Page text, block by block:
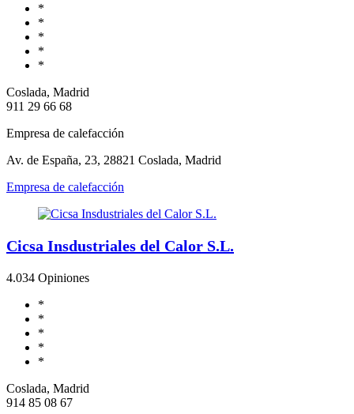
*
*
*
*
*
Coslada, Madrid
911 29 66 68
Empresa de calefacción
Av. de España, 23, 28821 Coslada, Madrid
Empresa de calefacción
Cicsa Insdustriales del Calor S.L.
4.034 Opiniones
*
*
*
*
*
Coslada, Madrid
914 85 08 67